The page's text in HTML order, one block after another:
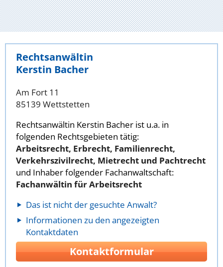
Rechtsanwältin
Kerstin Bacher
Am Fort 11
85139 Wettstetten
Rechtsanwältin Kerstin Bacher ist u.a. in
folgenden Rechtsgebieten tätig:
Arbeitsrecht, Erbrecht, Familienrecht,
Verkehrszivilrecht, Mietrecht und Pachtrecht
und Inhaber folgender Fachanwaltschaft:
Fachanwältin für Arbeitsrecht
Das ist nicht der gesuchte Anwalt?
Informationen zu den angezeigten
Kontaktdaten
Kontaktformular